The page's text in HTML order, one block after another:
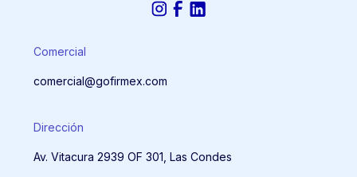
Comercial
comercial@gofirmex.com
Dirección
Av. Vitacura 2939 OF 301, Las Condes